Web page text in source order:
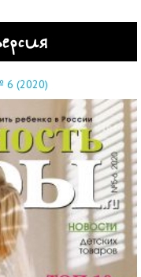
6 (2020)